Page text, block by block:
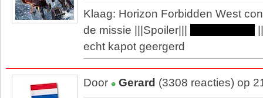
Klaag: Horizon Forbidden West
de missie |||Spoiler|||
echt kapot geergerd
Door Gerard (3308 reacties) op